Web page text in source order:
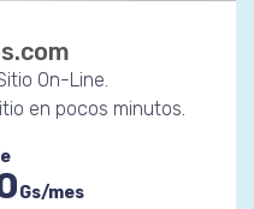
On-Line.
en pocos minutos.
Gs/mes